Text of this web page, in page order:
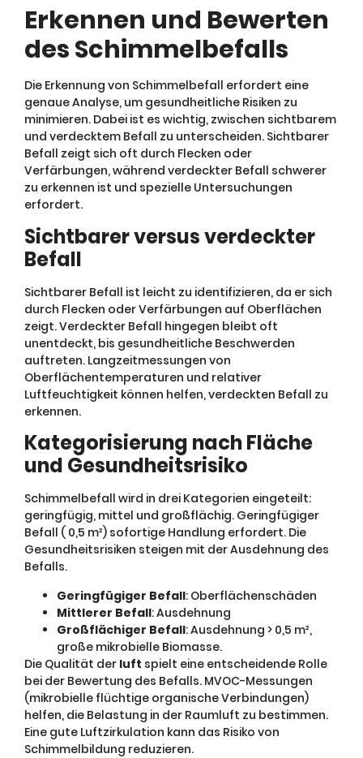
Erkennen und Bewerten
des Schimmelbefalls
Die Erkennung von Schimmelbefall erfordert eine
genaue Analyse, um gesundheitliche Risiken zu
minimieren. Dabei ist es wichtig, zwischen sichtbarem
und verdecktem Befall zu unterscheiden. Sichtbarer
Befall zeigt sich oft durch Flecken oder
Verfärbungen, während verdeckter Befall schwerer
zu erkennen ist und spezielle Untersuchungen
erfordert.
Sichtbarer versus verdeckter
Befall
Sichtbarer Befall ist leicht zu identifizieren, da er sich
durch Flecken oder Verfärbungen auf Oberflächen
zeigt. Verdeckter Befall hingegen bleibt oft
unentdeckt, bis gesundheitliche Beschwerden
auftreten. Langzeitmessungen von
Oberflächentemperaturen und relativer
Luftfeuchtigkeit können helfen, verdeckten Befall zu
erkennen.
Kategorisierung nach Fläche
und Gesundheitsrisiko
Schimmelbefall wird in drei Kategorien eingeteilt:
geringfügig, mittel und großflächig. Geringfügiger
Befall ( 0,5 m²) sofortige Handlung erfordert. Die
Gesundheitsrisiken steigen mit der Ausdehnung des
Befalls.
Geringfügiger Befall: Oberflächenschäden
Mittlerer Befall: Ausdehnung
Großflächiger Befall: Ausdehnung > 0,5 m²,
große mikrobielle Biomasse.
Die Qualität der luft spielt eine entscheidende Rolle
bei der Bewertung des Befalls. MVOC-Messungen
(mikrobielle flüchtige organische Verbindungen)
helfen, die Belastung in der Raumluft zu bestimmen.
Eine gute Luftzirkulation kann das Risiko von
Schimmelbildung reduzieren.